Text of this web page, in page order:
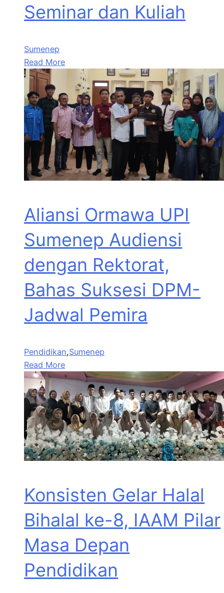
Seminar dan Kuliah
Sumenep
Read More
Aliansi Ormawa UPI
Sumenep Audiensi
dengan Rektorat,
Bahas Suksesi DPM-
Jadwal Pemira
Pendidikan,Sumenep
Read More
Konsisten Gelar Halal
Bihalal ke-8, IAAM Pilar
Masa Depan
Pendidikan